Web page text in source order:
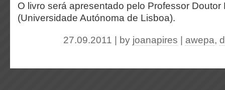
O livro será apresentado pelo Professor Doutor
(Universidade Autónoma de Lisboa).
27.09.2011 | by joanapires awepa,